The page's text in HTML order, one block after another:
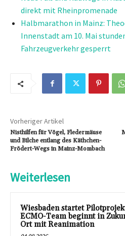
direkt mit Rheinpromenade
Halbmarathon in Mainz:
Innenstadt am 10. Mai
Fahrzeugverkehr gesperrt
Vorheriger Artikel
Nisthilfen für Vögel, Fledermäuse
und Bilche entlang des Käthchen-
Frödert-Wegs in Mainz-Mombach
Weiterlesen
Wiesbaden startet
ECMO-Team beginnt in
Ort mit Reanimation